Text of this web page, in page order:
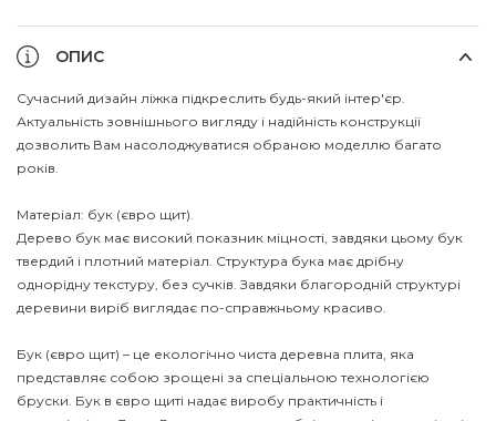
ОПИС
Сучасний дизайн ліжка підкреслить будь-який інтер'єр.
Актуальність зовнішнього вигляду і надійність конструкції
дозволить Вам насолоджуватися обраною моделлю багато
років.
Матеріал: бук (євро щит).
Дерево бук має високий показник міцності, завдяки цьому бук
твердий і плотний матеріал. Структура бука має дрібну
однорідну текстуру, без сучків. Завдяки благородній структурі
деревини виріб виглядає по-справжньому красиво.
Бук (євро щит) – це екологічно чиста деревна плита, яка
представляє собою зрощені за спеціальною технологією
бруски. Бук в євро щиті надає виробу практичність і